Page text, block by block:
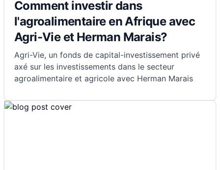
Comment investir dans
l'agroalimentaire en Afrique avec
Agri-Vie et Herman Marais?
Agri-Vie, un fonds de capital-investissement privé
axé sur les investissements dans le secteur
agroalimentaire et agricole avec Herman Marais